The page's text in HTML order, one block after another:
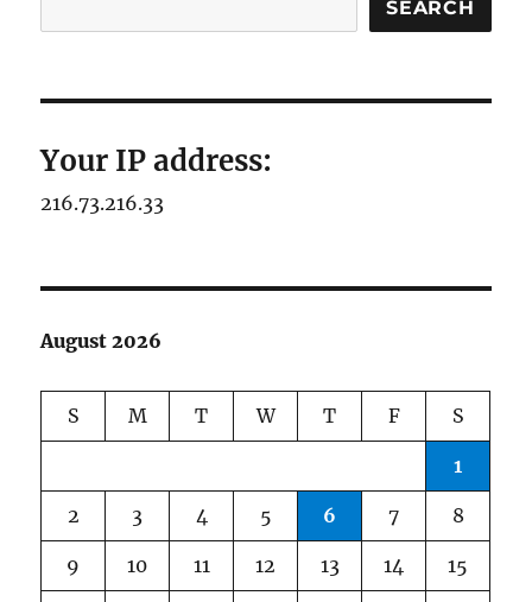
SEARCH
Your IP address:
216.73.216.33
August 2026
S M T W T F S
1
2 3 4 5 6 7 8
9 10 11 12 13 14 15